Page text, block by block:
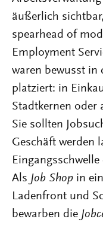
äußerlich
spearhead of
Employment
waren bewusst in
platziert: in
Stadtkernen oder
Sie sollten
Geschäft werden
Als Job Shop in
Ladenfront und
bewarben die